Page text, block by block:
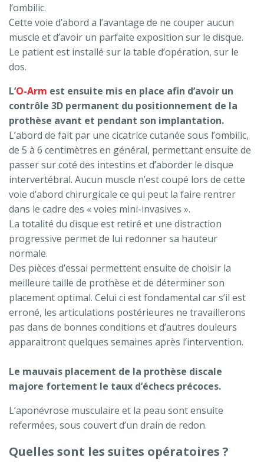
l’ombilic.
Cette voie d’abord a l’avantage de ne couper aucun
muscle et d’avoir un parfaite exposition sur le disque.
Le patient est installé sur la table d’opération, sur le
dos.
L’O-Arm est ensuite mis en place afin d’avoir un
contrôle 3D permanent du positionnement de la
prothèse avant et pendant son implantation.
L’abord de fait par une cicatrice cutanée sous l’ombilic,
de 5 à 6 centimètres en général, permettant ensuite de
passer sur coté des intestins et d’aborder le disque
intervertébral. Aucun muscle n’est coupé lors de cette
voie d’abord chirurgicale ce qui peut la faire rentrer
dans le cadre des « voies mini-invasives ».
La totalité du disque est retiré et une distraction
progressive permet de lui redonner sa hauteur
normale.
Des pièces d’essai permettent ensuite de choisir la
meilleure taille de prothèse et de déterminer son
placement optimal. Celui ci est fondamental car s’il est
erroné, les articulations postérieures ne travaillerons
pas dans de bonnes conditions et d’autres douleurs
apparaitront quelques semaines après l’intervention.
Le mauvais placement de la prothèse discale
majore fortement le taux d’échecs précoces.
L’aponévrose musculaire et la peau sont ensuite
refermées, sous couvert d’un drain de redon.
Quelles sont les suites opératoires ?